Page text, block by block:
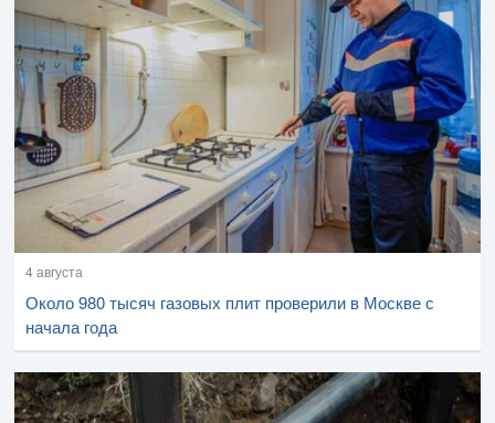
4 августа
Около 980 тысяч газовых плит проверили в Москве с
начала года